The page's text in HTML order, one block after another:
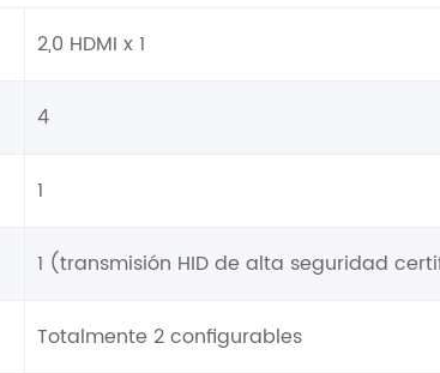
2,0 HDMI x 1
4
1
1 (transmisión HID de alta seguridad
Totalmente 2 configurables